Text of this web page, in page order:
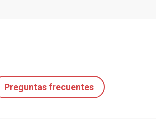
Preguntas frecuentes